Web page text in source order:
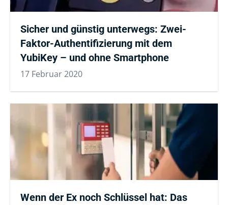
Sicher und günstig unterwegs: Zwei-
Faktor-Authentifizierung mit dem
YubiKey – und ohne Smartphone
17 Februar 2020
Wenn der Ex noch Schlüssel hat: Das